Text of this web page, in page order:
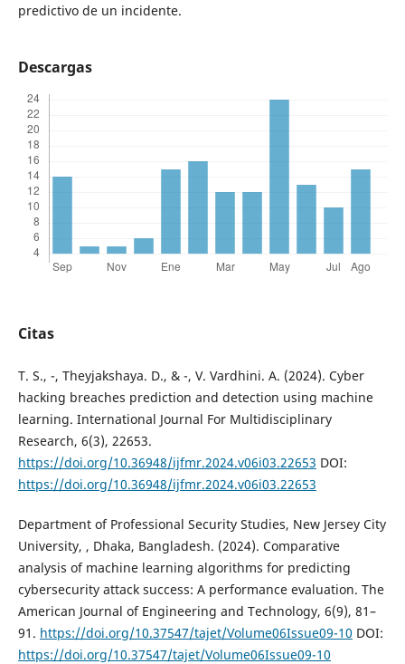
predictivo de un incidente.
Descargas
Citas
T. S., -, Theyjakshaya. D., & -, V. Vardhini. A. (2024). Cyber
hacking breaches prediction and detection using machine
learning. International Journal For Multidisciplinary
Research, 6(3), 22653.
https://doi.org/10.36948/ijfmr.2024.v06i03.22653 DOI:
https://doi.org/10.36948/ijfmr.2024.v06i03.22653
Department of Professional Security Studies, New Jersey City
University, , Dhaka, Bangladesh. (2024). Comparative
analysis of machine learning algorithms for predicting
cybersecurity attack success: A performance evaluation. The
American Journal of Engineering and Technology, 6(9), 81–
91. https://doi.org/10.37547/tajet/Volume06Issue09-10 DOI:
https://doi.org/10.37547/tajet/Volume06Issue09-10